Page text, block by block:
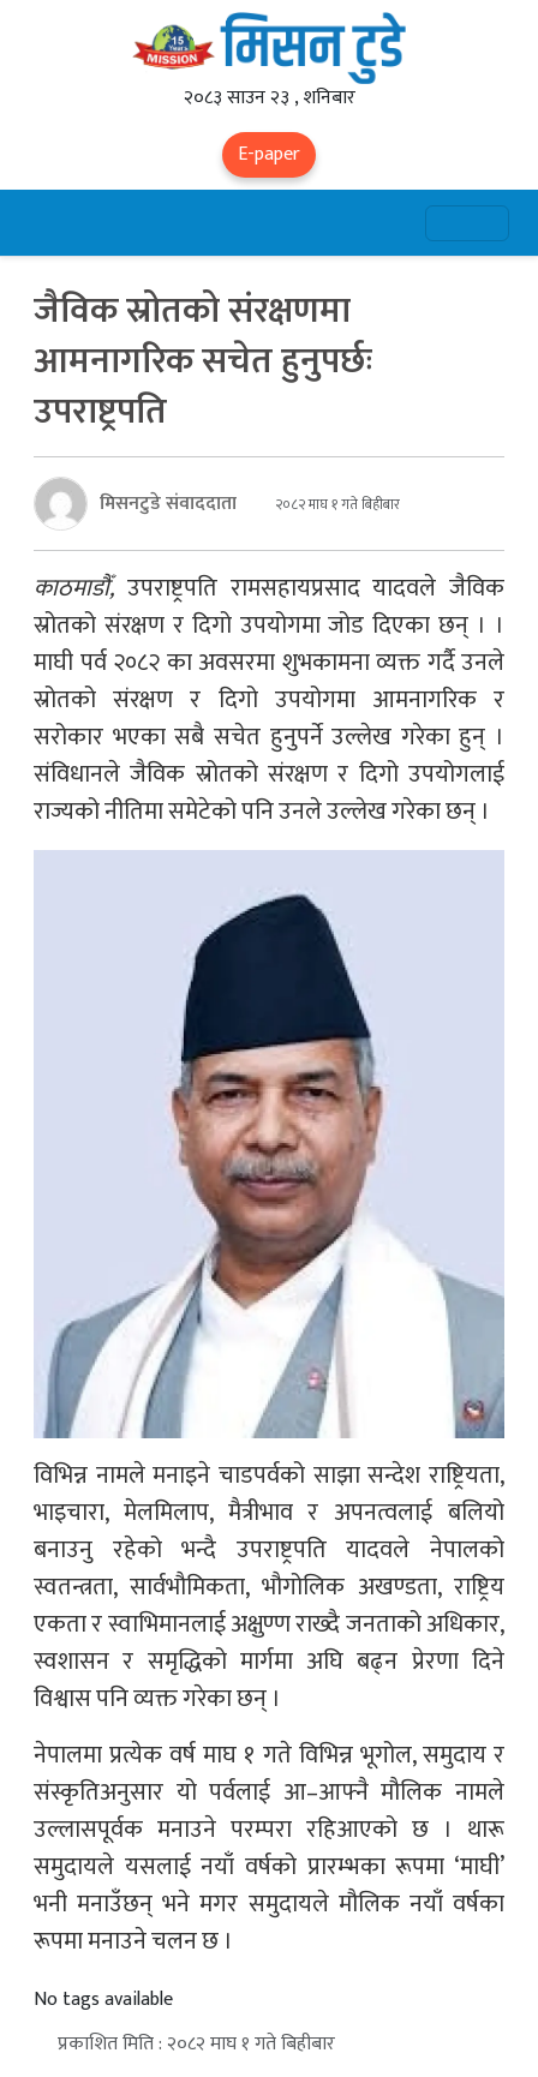
२०८३ साउन २३ , शनिबार
E-paper
जैविक स्रोतको संरक्षणमा
आमनागरिक सचेत हुनुपर्छः
उपराष्ट्रपति
मिसनटुडे संवाददाता २०८२ माघ १ गते बिहीबार
काठमाडौँ,उपराष्ट्रपति रामसहायप्रसाद यादवले जैविक
स्रोतको संरक्षण र दिगो उपयोगमा जोड दिएका छन् । ।
माघी पर्व २०८२ का अवसरमा शुभकामना व्यक्त गर्दै उनले
स्रोतको संरक्षण र दिगो उपयोगमा आमनागरिक र
सरोकार भएका सबै सचेत हुनुपर्ने उल्लेख गरेका हुन् ।
संविधानले जैविक स्रोतको संरक्षण र दिगो उपयोगलाई
राज्यको नीतिमा समेटेको पनि उनले उल्लेख गरेका छन् ।
विभिन्न नामले मनाइने चाडपर्वको साझा सन्देश राष्ट्रियता,
भाइचारा, मेलमिलाप, मैत्रीभाव र अपनत्वलाई बलियो
बनाउनु रहेको भन्दै उपराष्ट्रपति यादवले नेपालको
स्वतन्त्रता, सार्वभौमिकता, भौगोलिक अखण्डता, राष्ट्रिय
एकता र स्वाभिमानलाई अक्षुण्ण राख्दै जनताको अधिकार,
स्वशासन र समृद्धिको मार्गमा अघि बढ्न प्रेरणा दिने
विश्वास पनि व्यक्त गरेका छन् ।
नेपालमा प्रत्येक वर्ष माघ १ गते विभिन्न भूगोल, समुदाय र
संस्कृतिअनुसार यो पर्वलाई आ–आफ्नै मौलिक नामले
उल्लासपूर्वक मनाउने परम्परा रहिआएको छ । थारू
समुदायले यसलाई नयाँ वर्षको प्रारम्भका रूपमा ‘माघी’
भनी मनाउँछन् भने मगर समुदायले मौलिक नयाँ वर्षका
रूपमा मनाउने चलन छ ।
No tags available
प्रकाशित मिति : २०८२ माघ १ गते बिहीबार